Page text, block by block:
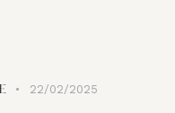
22/02/2025